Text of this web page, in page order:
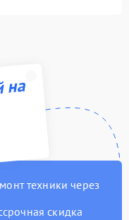
на
техники через
скидка